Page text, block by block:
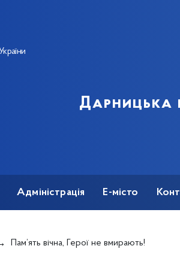
Дарницька
Адміністрація Е-місто
Пам’ять вічна, Герої не вмирають!